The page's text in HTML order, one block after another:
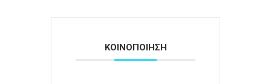
ΚΟΙΝΟΠΟΙΗΣΗ